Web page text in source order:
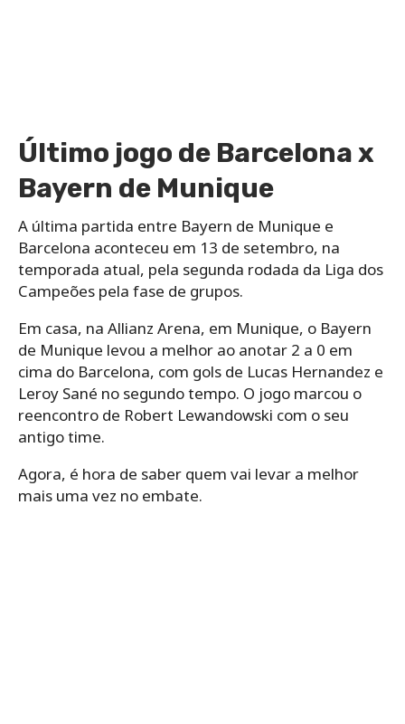
Último jogo de Barcelona x
Bayern de Munique
A última partida entre Bayern de Munique e
Barcelona aconteceu em 13 de setembro, na
temporada atual, pela segunda rodada da Liga dos
Campeões pela fase de grupos.
Em casa, na Allianz Arena, em Munique, o Bayern
de Munique levou a melhor ao anotar 2 a 0 em
cima do Barcelona, com gols de Lucas Hernandez e
Leroy Sané no segundo tempo. O jogo marcou o
reencontro de Robert Lewandowski com o seu
antigo time.
Agora, é hora de saber quem vai levar a melhor
mais uma vez no embate.